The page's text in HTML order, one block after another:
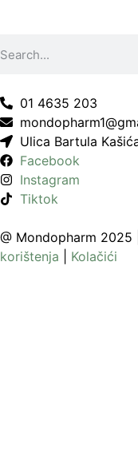
01 4635 203
Ulica Bartula
Facebook
Instagram
Tiktok
@ Mondopharm 2025 |
korištenja
Kolačići